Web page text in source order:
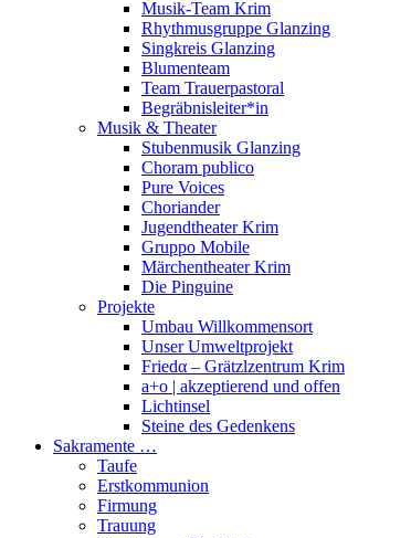
Musik-Team Krim
Rhythmusgruppe Glanzing
Singkreis Glanzing
Blumenteam
Team Trauerpastoral
Begräbnisleiter*in
Musik & Theater
Stubenmusik Glanzing
Choram publico
Pure Voices
Choriander
Jugendtheater Krim
Gruppo Mobile
Märchentheater Krim
Die Pinguine
Projekte
Umbau Willkommensort
Unser Umweltprojekt
Friedα – Grätzlzentrum Krim
a+o | akzeptierend und offen
Lichtinsel
Steine des Gedenkens
Sakramente …
Taufe
Erstkommunion
Firmung
Trauung